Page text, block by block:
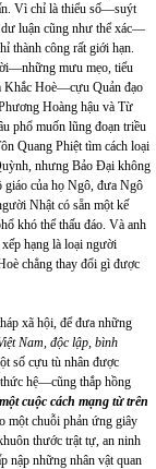
Vì chỉ là thiểu số—suýt
dư luận cũng như thể xác—
thành công rất giới hạn.
mưu mẹo, tiểu
Khắc Hoè—cựu Quản đạo
Hoàng hậu và Từ
phổ muốn lũng đoạn triều
Quang Phiệt tìm cách loại
nhưng Bảo Đại không
của họ Ngô, đưa Ngô
Nhật có sẵn một kế
khó thể thấu đáo. Và anh
hạng là loại người
chẳng thay đổi gì được
xã hội, để đưa những
Nam, độc lập, bình
số cựu tù nhân được
hệ—cũng thắp hồng
cuộc cách mạng từ trên
một chuỗi phản ứng giây
thước trật tự, an ninh
nập những nhân vật quan